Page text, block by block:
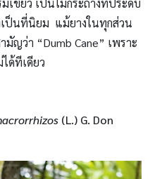
ขียว เป็นไม้กระถางที่ประดับ
ป็นที่นิยม แม้ยางในทุกส่วน
ว่า “Dumb Cane” เพราะ
ด้ทีเดียว
(L.) G. Don